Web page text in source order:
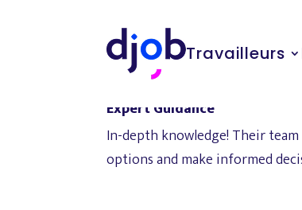
Travailleurs
Ethan Davis
Expert Guidance
In-depth knowledge! Their
options and make informed